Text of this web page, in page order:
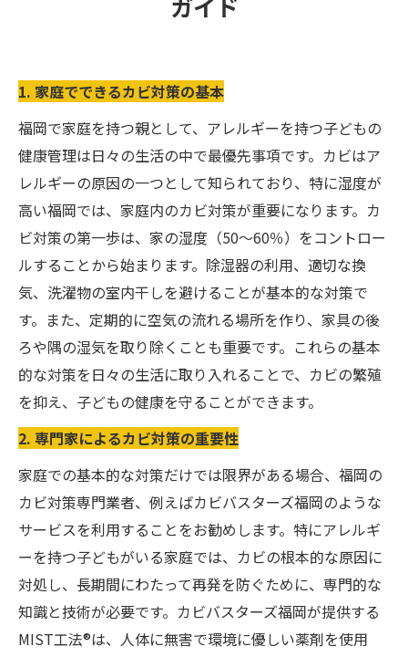
1. 家庭でできるカビ対策の基本
福岡で家庭を持つ親として、アレルギーを持つ子どもの
健康管理は日々の生活の中で最優先事項です。カビはア
レルギーの原因の一つとして知られており、特に湿度が
高い福岡では、家庭内のカビ対策が重要になります。カ
ビ対策の第一歩は、家の湿度（50～60％）をコントロー
ルすることから始まります。除湿器の利用、適切な換
気、洗濯物の室内干しを避けることが基本的な対策で
す。また、定期的に空気の流れる場所を作り、家具の後
ろや隅の湿気を取り除くことも重要です。これらの基本
的な対策を日々の生活に取り入れることで、カビの繁殖
を抑え、子どもの健康を守ることができます。
2. 専門家によるカビ対策の重要性
家庭での基本的な対策だけでは限界がある場合、福岡の
カビ対策専門業者、例えばカビバスターズ福岡のような
サービスを利用することをお勧めします。特にアレルギ
ーを持つ子どもがいる家庭では、カビの根本的な原因に
対処し、長期間にわたって再発を防ぐために、専門的な
知識と技術が必要です。カビバスターズ福岡が提供する
MIST工法®は、人体に無害で環境に優しい薬剤を使用